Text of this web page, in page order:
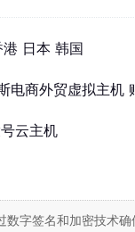
日本 韩国
电商外贸虚拟主机
云主机
字签名和加密技术